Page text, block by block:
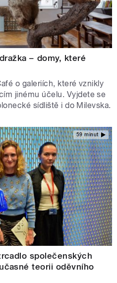
–⁠ domy, které
o galeriích, které vznikly
jinému účelu. Vyjdete se
sídliště i do Milevska.
59 minut
společenských
teorii oděvního